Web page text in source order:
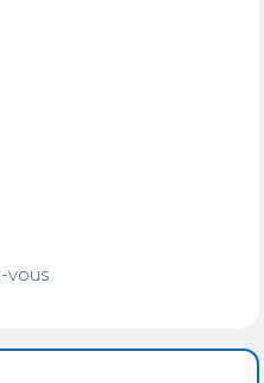
vous